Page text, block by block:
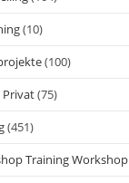
(10)
(100)
Privat(75)
(451)
Training Workshop